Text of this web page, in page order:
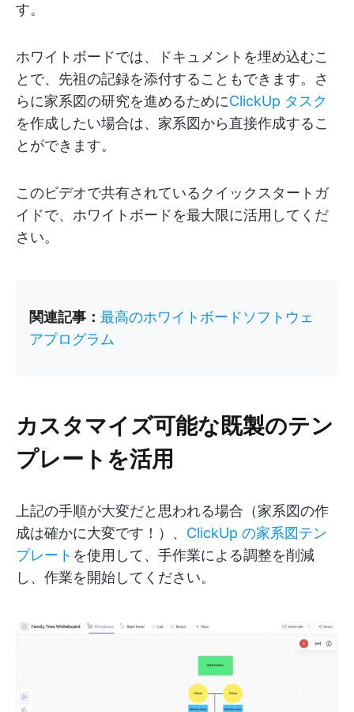
す。
ホワイトボードでは、ドキュメントを埋め込むこ
とで、先祖の記録を添付することもできます。さ
らに家系図の研究を進めるためにClickUp タスク
を作成したい場合は、家系図から直接作成するこ
とができます。
このビデオで共有されているクイックスタートガ
イドで、ホワイトボードを最大限に活用してくだ
さい。
関連記事： 最高のホワイトボードソフトウェ
アプログラム
カスタマイズ可能な既製のテン
プレートを活用
上記の手順が大変だと思われる場合（家系図の作
成は確かに大変です！）、 ClickUp の家系図テン
プレート を使用して、手作業による調整を削減
し、作業を開始してください。